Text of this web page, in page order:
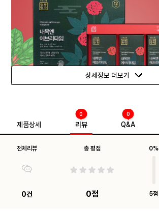
상세정보 더보기
제품상세 리뷰
0
Q&A
0
전체리뷰
0건
총 평점
0점
0%
5점